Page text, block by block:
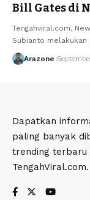
Bill Gates di
Tengahviral.com,
Subianto melakukan
Arazone
Dapatkan
paling banyak
trending terbaru
TengahViral.com.